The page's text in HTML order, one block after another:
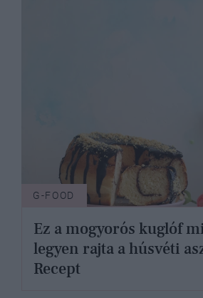
G-FOOD
Ez a mogyorós kuglóf
legyen rajta a húsvéti
Recept